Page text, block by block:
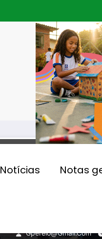
Notícias Notas
Prefeitura de
da prova de
Gperelo@gmail.com